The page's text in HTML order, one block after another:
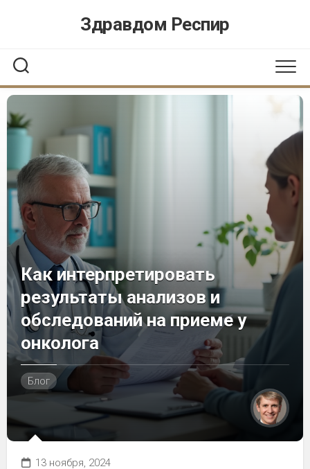
Здравдом Респир
Как интерпретировать
результаты анализов и
обследований на приеме у
онколога
Блог
13 ноября, 2024